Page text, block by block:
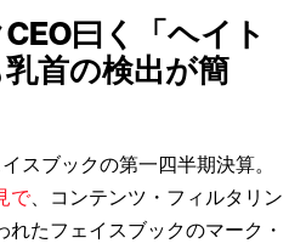
曰く「ヘイト
首の検出が簡
スブックの第一四半期決算。
で、コンテンツ・フィルタリン
たフェイスブックのマーク・